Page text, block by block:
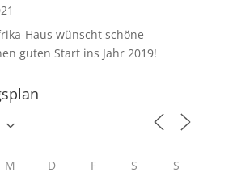
Haus wünscht schöne
guten Start ins Jahr 2019!
M D F S S